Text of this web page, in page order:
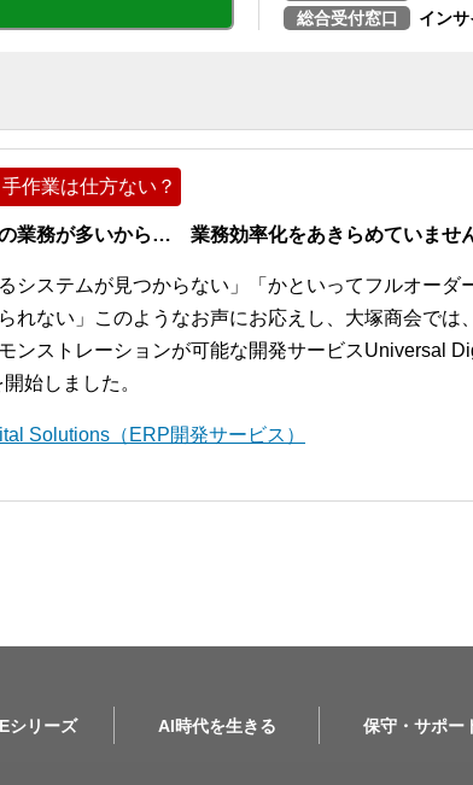
総合受付窓口
イン
作業は仕方ない？
業務が多いから… 業務効率化をあきらめていませ
システムが見つからない」「かといってフルオーダ
れない」このようなお声にお応えし、大塚商会では
ンストレーションが可能な開発サービスUniversal
始しました。
Solutions（ERP開発サービス）
シリーズ AI時代を生きる 保守・サポー